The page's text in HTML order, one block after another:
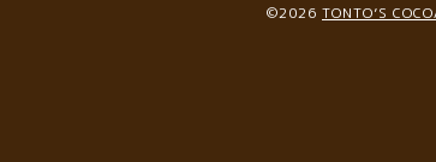
©2026 TONTO’S